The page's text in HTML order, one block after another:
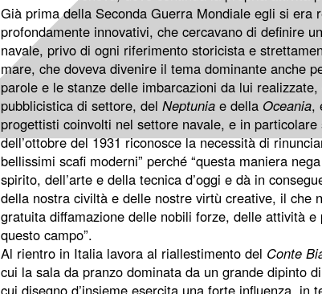
Già prima della Seconda Guerra Mondiale egli si era
profondamente innovativi, che cercavano di definire
navale, privo di ogni riferimento storicista e
mare, che doveva divenire il tema dominante anche
parole e le stanze delle imbarcazioni da lui
pubblicistica di settore, del Neptunia e della Oceania,
progettisti coinvolti nel settore navale, e in
dell’ottobre del 1931 riconosce la necessità di
bellissimi scafi moderni” perché “questa maniera
spirito, dell’arte e della tecnica d’oggi e dà in
della nostra civiltà e delle nostre virtù creative, il che
gratuita diffamazione delle nobili forze, delle attività
questo campo”.
Al rientro in Italia lavora al riallestimento del Conte
cui la sala da pranzo dominata da un grande dipinto
cui disegno d’insieme esercita una forte influenza, in